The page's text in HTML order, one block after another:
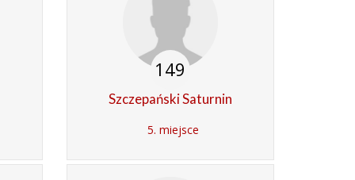
149
Szczepański Saturnin
5. miejsce